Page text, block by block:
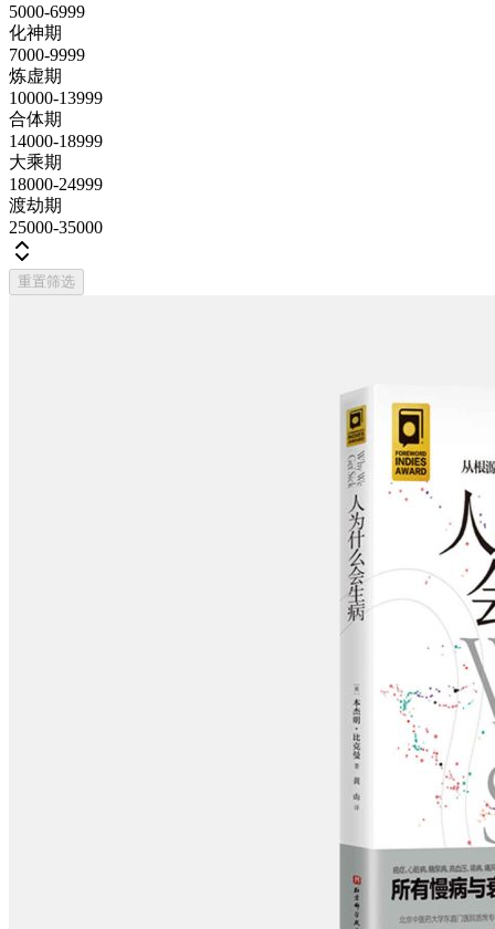
5000-6999
化神期
7000-9999
炼虚期
10000-13999
合体期
14000-18999
大乘期
18000-24999
渡劫期
25000-35000
重置筛选